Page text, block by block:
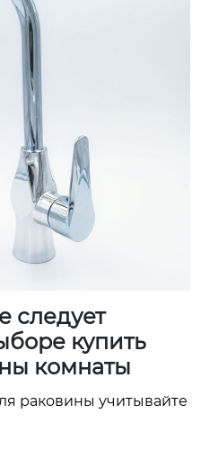
следует
купить
комнаты
раковины учитывайте